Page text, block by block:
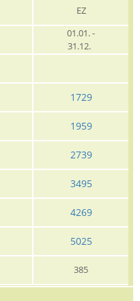
EZ
01.01. -
31.12.
1729
1959
2739
3495
4269
5025
385